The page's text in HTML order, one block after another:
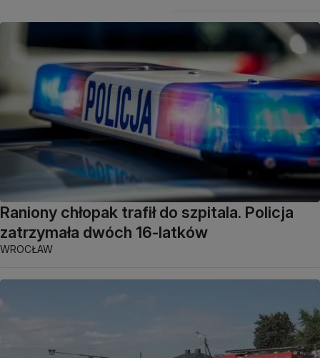
Raniony chłopak trafił do szpitala. Policja
zatrzymała dwóch 16-latków
WROCŁAW